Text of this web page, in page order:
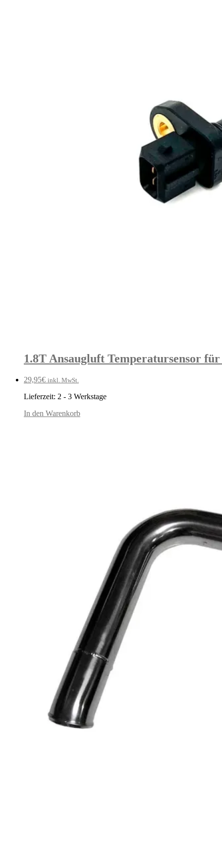
1.8T Ansaugluft Temperatursensor
29,95€ inkl. MwSt.
Lieferzeit: 2 - 3 Werkstage
In den Warenkorb